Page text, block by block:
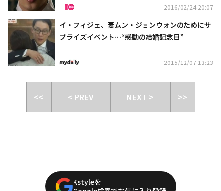
2016/02/24 20:07
イ・フィジェ、妻ムン・ジョンウォンのためにサ
プライズイベント…“感動の結婚記念日”
2015/12/07 13:23
<< < PREV NEXT > >>
Kstyleを